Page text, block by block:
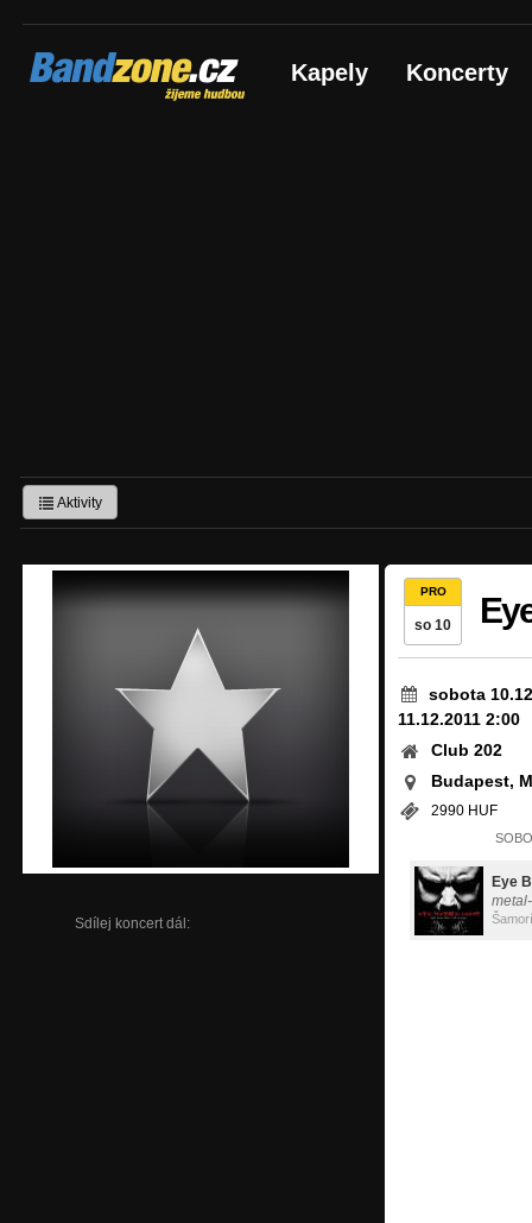
Bandzone.cz
žijeme hudbou Kapely Koncerty
Aktivity
Sdílej koncert dál:
PRO
so 10
sobota
11.12.2011 2:00
Club 202
Budapest,
2990 HUF
Eye